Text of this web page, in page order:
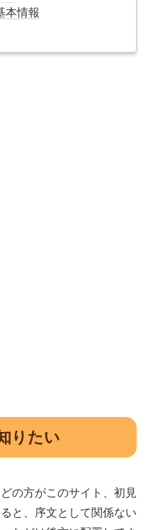
本情報
りたい
の方がこのサイト、初見
と、序文として関係ない